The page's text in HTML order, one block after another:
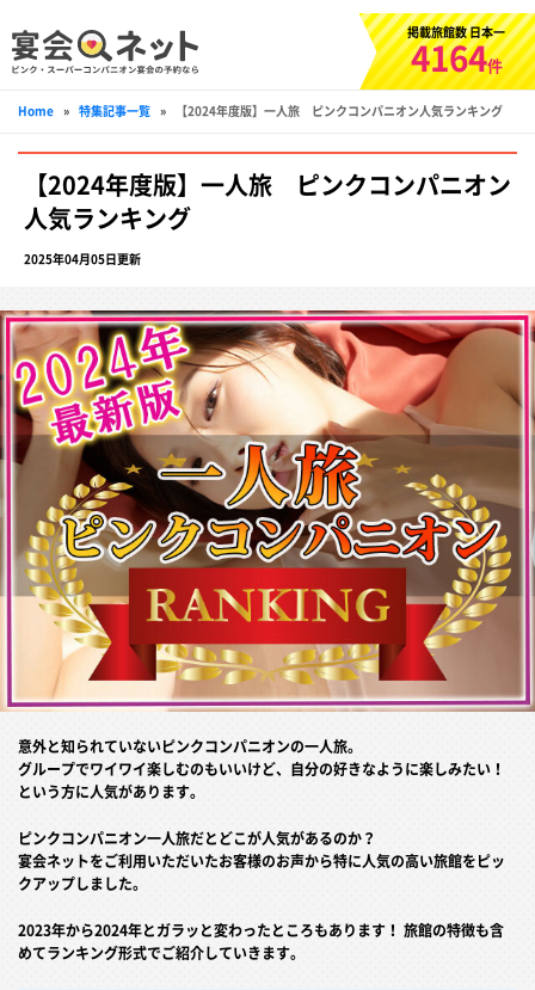
掲載旅館数 日本一
4164件
Home » 特集記事一覧 » 【2024年度版】一人旅 ピンクコンパニオン人気ランキング
【2024年度版】一人旅 ピンクコンパニオン
人気ランキング
2025年04月05日更新
意外と知られていないピンクコンパニオンの一人旅。
グループでワイワイ楽しむのもいいけど、自分の好きなように楽しみたい！
という方に人気があります。
ピンクコンパニオン一人旅だとどこが人気があるのか？
宴会ネットをご利用いただいたお客様のお声から特に人気の高い旅館をピッ
クアップしました。
2023年から2024年とガラッと変わったところもあります！ 旅館の特徴も含
めてランキング形式でご紹介していきます。